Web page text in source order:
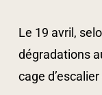
Le 19 avril,
dégradations
cage